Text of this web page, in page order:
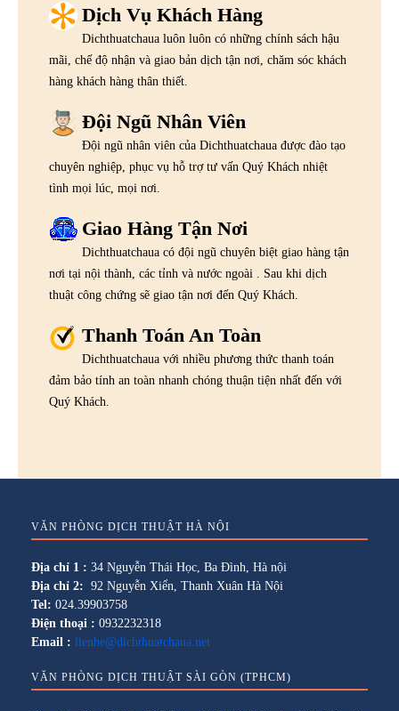
Dịch Vụ Khách Hàng
Dichthuatchaua luôn luôn có những chính sách hậu
mãi, chế độ nhận và giao bản dịch tận nơi, chăm sóc khách
hàng khách hàng thân thiết.
Đội Ngũ Nhân Viên
Đội ngũ nhân viên của Dichthuatchaua được đào tạo
chuyên nghiệp, phục vụ hỗ trợ tư vấn Quý Khách nhiệt
tình mọi lúc, mọi nơi.
Giao Hàng Tận Nơi
Dichthuatchaua có đội ngũ chuyên biệt giao hàng tận
nơi tại nội thành, các tỉnh và nước ngoài . Sau khi dịch
thuật công chứng sẽ giao tận nơi đến Quý Khách.
Thanh Toán An Toàn
Dichthuatchaua với nhiều phương thức thanh toán
đảm bảo tính an toàn nhanh chóng thuận tiện nhất đến với
Quý Khách.
VĂN PHÒNG DỊCH THUẬT HÀ NỘI
Địa chỉ 1 : 34 Nguyễn Thái Học, Ba Đình, Hà nội
Địa chỉ 2: 92 Nguyễn Xiển, Thanh Xuân Hà Nội
Tel: 024.39903758
Điện thoại : 0932232318
Email : lienhe@dichthuatchaua.net
VĂN PHÒNG DỊCH THUẬT SÀI GÒN (TPHCM)